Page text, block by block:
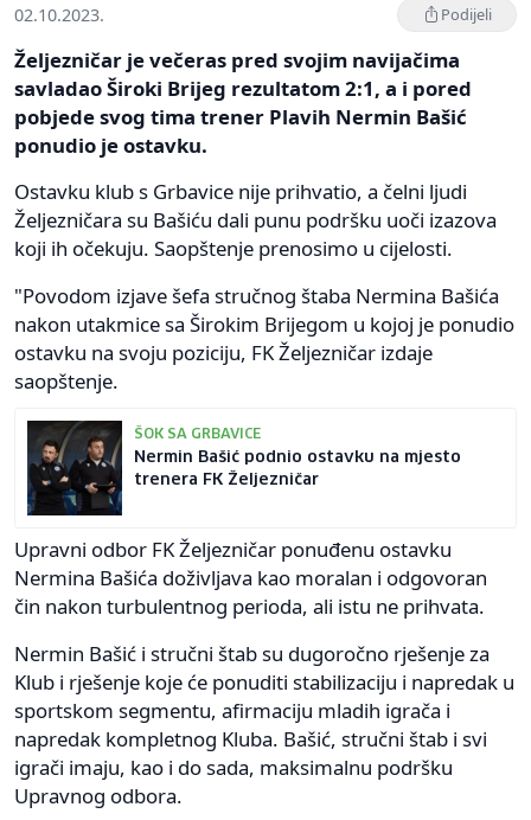
02.10.2023. Podijeli
Željezničar je večeras pred svojim navijačima
savladao Široki Brijeg rezultatom 2:1, a i pored
pobjede svog tima trener Plavih Nermin Bašić
ponudio je ostavku.
Ostavku klub s Grbavice nije prihvatio, a čelni ljudi
Željezničara su Bašiću dali punu podršku uoči izazova
koji ih očekuju. Saopštenje prenosimo u cijelosti.
"Povodom izjave šefa stručnog štaba Nermina Bašića
nakon utakmice sa Širokim Brijegom u kojoj je ponudio
ostavku na svoju poziciju, FK Željezničar izdaje
saopštenje.
ŠOK SA GRBAVICE
Nermin Bašić podnio ostavku na mjesto
trenera FK Željezničar
Upravni odbor FK Željezničar ponuđenu ostavku
Nermina Bašića doživljava kao moralan i odgovoran
čin nakon turbulentnog perioda, ali istu ne prihvata.
Nermin Bašić i stručni štab su dugoročno rješenje za
Klub i rješenje koje će ponuditi stabilizaciju i napredak u
sportskom segmentu, afirmaciju mladih igrača i
napredak kompletnog Kluba. Bašić, stručni štab i svi
igrači imaju, kao i do sada, maksimalnu podršku
Upravnog odbora.